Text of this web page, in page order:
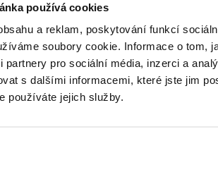
používá cookies
a reklam, poskytování funkcí
soubory cookie. Informace o tom,
pro sociální média, inzerci a
s dalšími informacemi, které jste jim
používáte jejich služby.
nabyla vyhláška, kterou se mění
Sb., kterou se provádějí některá ustanovení
pojištění, ve znění pozdějších
a mezinárodních smluv byla
2026 Sb.
30. července 2026, 07:27